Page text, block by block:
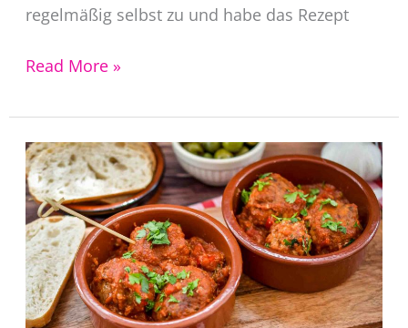
regelmäßig selbst zu und habe das Rezept
Bifteki
–
griechische
Frikadellen
mit
Feta
Read More »